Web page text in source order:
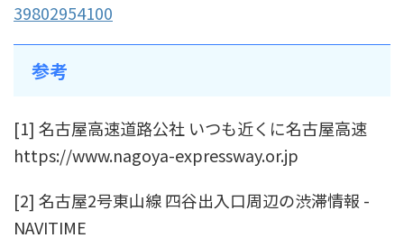
39802954100
参考
[1] 名古屋高速道路公社 いつも近くに名古屋高速
https://www.nagoya-expressway.or.jp
[2] 名古屋2号東山線 四谷出入口周辺の渋滞情報 -
NAVITIME